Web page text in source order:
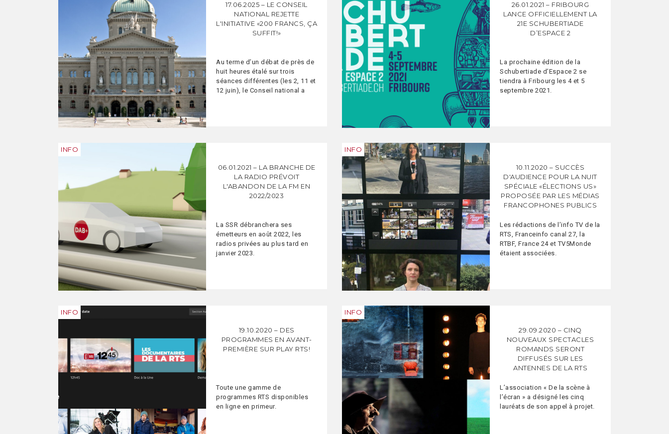
17.06.2025 – LE CONSEIL
NATIONAL REJETTE
L'INITIATIVE «200 FRANCS, ÇA
SUFFIT!»
Au terme d’un débat de près de
huit heures étalé sur trois
séances différentes (les 2, 11 et
12 juin), le Conseil national a
26.01.2021 – FRIBOURG
LANCE OFFICIELLEMENT LA
21E SCHUBERTIADE
D’ESPACE 2
La prochaine édition de la
Schubertiade d’Espace 2 se
tiendra à Fribourg les 4 et 5
septembre 2021.
INFO
06.01.2021 – LA BRANCHE DE
LA RADIO PRÉVOIT
L'ABANDON DE LA FM EN
2022/2023
La SSR débranchera ses
émetteurs en août 2022, les
radios privées au plus tard en
janvier 2023.
INFO
10.11.2020 – SUCCÈS
D'AUDIENCE POUR LA NUIT
SPÉCIALE «ÉLECTIONS US»
PROPOSÉE PAR LES MÉDIAS
FRANCOPHONES PUBLICS
Les rédactions de l’info TV de la
RTS, Franceinfo canal 27, la
RTBF, France 24 et TV5Monde
étaient associées.
INFO
19.10.2020 – DES
PROGRAMMES EN AVANT-
PREMIÈRE SUR PLAY RTS!
Toute une gamme de
programmes RTS disponibles
en ligne en primeur.
INFO
29.09.2020 – CINQ
NOUVEAUX SPECTACLES
ROMANDS SERONT
DIFFUSÉS SUR LES
ANTENNES DE LA RTS
L’association « De la scène à
l’écran » a désigné les cinq
lauréats de son appel à projet.